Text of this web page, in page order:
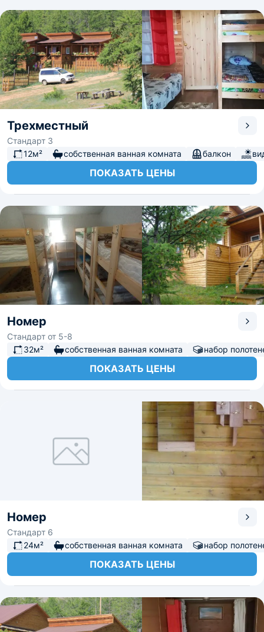
Трехместный
Стандарт 3
12м²
собственная ванная комната балкон
ПОКАЗАТЬ ЦЕНЫ
Номер
Стандарт от 5-8
32м²
собственная ванная комната набор
ПОКАЗАТЬ ЦЕНЫ
Номер
Стандарт 6
24м²
собственная ванная комната набор
ПОКАЗАТЬ ЦЕНЫ